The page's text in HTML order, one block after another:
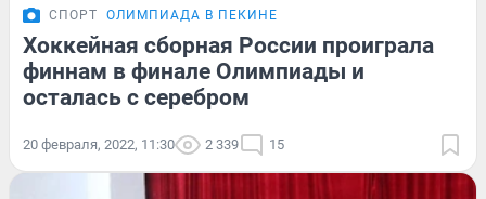
СПОРТ ОЛИМПИАДА В ПЕКИНЕ
Хоккейная сборная России проиграла
финнам в финале Олимпиады и
осталась с серебром
20 февраля, 2022, 11:30 2 339 15